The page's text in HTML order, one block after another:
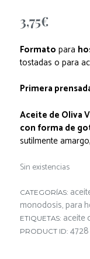
3,75€
Formato para
tostadas o para
Primera
Aceite de Oliva
con forma de
sutilmente
Sin existencias
CATEGORÍAS:
monodosis, para
ETIQUETAS: aceite
PRODUCT ID: 4728